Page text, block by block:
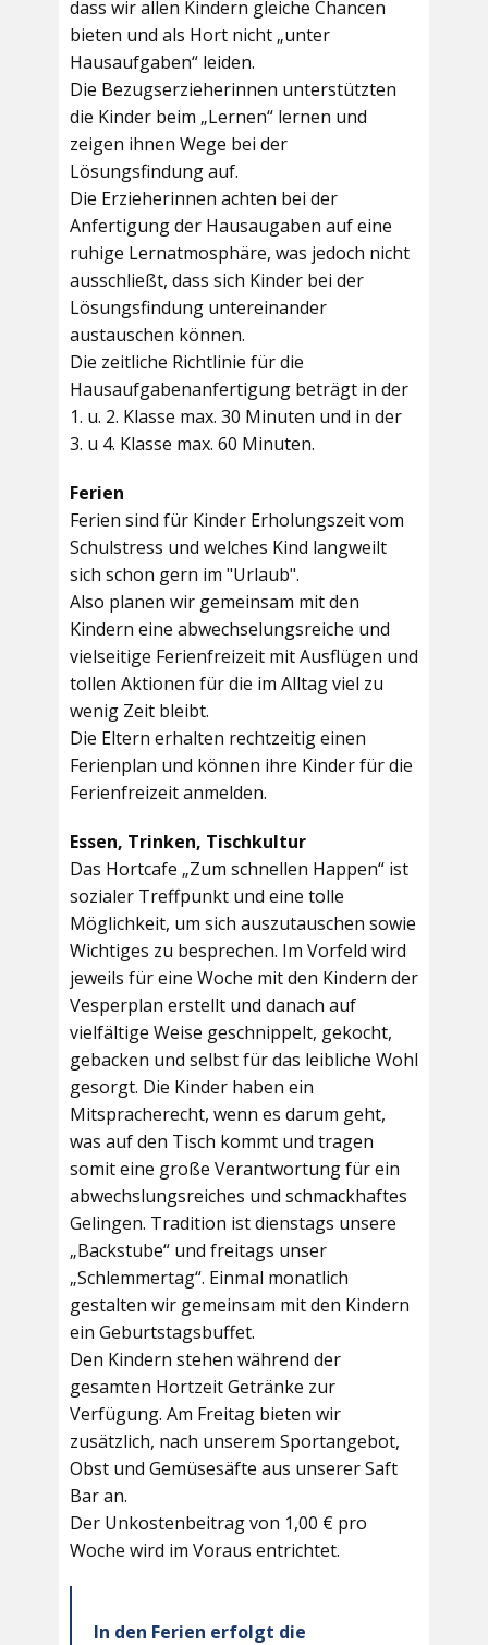
dass wir allen Kindern gleiche Chancen
bieten und als Hort nicht „unter
Hausaufgaben“ leiden.
Die Bezugserzieherinnen unterstützten
die Kinder beim „Lernen“ lernen und
zeigen ihnen Wege bei der
Lösungsfindung auf.
Die Erzieherinnen achten bei der
Anfertigung der Hausaugaben auf eine
ruhige Lernatmosphäre, was jedoch nicht
ausschließt, dass sich Kinder bei der
Lösungsfindung untereinander
austauschen können.
Die zeitliche Richtlinie für die
Hausaufgabenanfertigung beträgt in der
1. u. 2. Klasse max. 30 Minuten und in der
3. u 4. Klasse max. 60 Minuten.
Ferien
Ferien sind für Kinder Erholungszeit vom
Schulstress und welches Kind langweilt
sich schon gern im "Urlaub".
Also planen wir gemeinsam mit den
Kindern eine abwechselungsreiche und
vielseitige Ferienfreizeit mit Ausflügen und
tollen Aktionen für die im Alltag viel zu
wenig Zeit bleibt.
Die Eltern erhalten rechtzeitig einen
Ferienplan und können ihre Kinder für die
Ferienfreizeit anmelden.
Essen, Trinken, Tischkultur
Das Hortcafe „Zum schnellen Happen“ ist
sozialer Treffpunkt und eine tolle
Möglichkeit, um sich auszutauschen sowie
Wichtiges zu besprechen. Im Vorfeld wird
jeweils für eine Woche mit den Kindern der
Vesperplan erstellt und danach auf
vielfältige Weise geschnippelt, gekocht,
gebacken und selbst für das leibliche Wohl
gesorgt. Die Kinder haben ein
Mitspracherecht, wenn es darum geht,
was auf den Tisch kommt und tragen
somit eine große Verantwortung für ein
abwechslungsreiches und schmackhaftes
Gelingen. Tradition ist dienstags unsere
„Backstube“ und freitags unser
„Schlemmertag“. Einmal monatlich
gestalten wir gemeinsam mit den Kindern
ein Geburtstagsbuffet.
Den Kindern stehen während der
gesamten Hortzeit Getränke zur
Verfügung. Am Freitag bieten wir
zusätzlich, nach unserem Sportangebot,
Obst und Gemüsesäfte aus unserer Saft
Bar an.
Der Unkostenbeitrag von 1,00 € pro
Woche wird im Voraus entrichtet.
In den Ferien erfolgt die